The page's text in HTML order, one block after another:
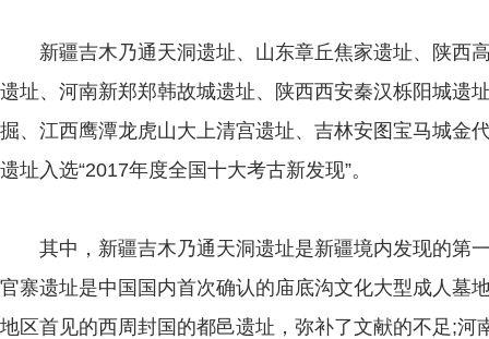
新疆吉木乃通天洞遗址、山东章丘焦家遗址、陕西
遗址、河南新郑郑韩故城遗址、陕西西安秦汉栎阳城遗
掘、江西鹰潭龙虎山大上清宫遗址、吉林安图宝马城金
遗址入选“2017年度全国十大考古新发现”。
其中，新疆吉木乃通天洞遗址是新疆境内发现的第
官寨遗址是中国国内首次确认的庙底沟文化大型成人墓
地区首见的西周封国的都邑遗址，弥补了文献的不足;河